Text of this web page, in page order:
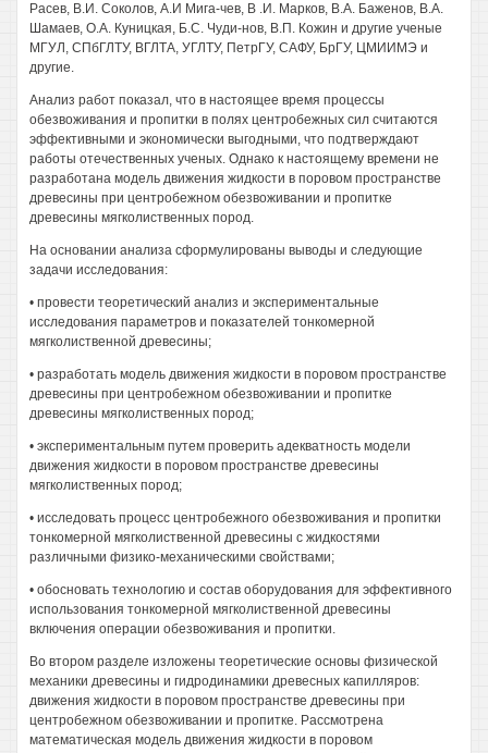
Расев, В.И. Соколов, А.И Мига-чев, В .И. Марков, В.А. Баженов, В.А.
Шамаев, O.A. Куницкая, Б.С. Чуди-нов, В.П. Кожин и другие ученые
МГУЛ, СПбГЛТУ, ВГЛТА, УГЛТУ, ПетрГУ, САФУ, БрГУ, ЦМИИМЭ и
другие.
Анализ работ показал, что в настоящее время процессы
обезвоживания и пропитки в полях центробежных сил считаются
эффективными и экономически выгодными, что подтверждают
работы отечественных ученых. Однако к настоящему времени не
разработана модель движения жидкости в поровом пространстве
древесины при центробежном обезвоживании и пропитке
древесины мягколиственных пород.
На основании анализа сформулированы выводы и следующие
задачи исследования:
• провести теоретический анализ и экспериментальные
исследования параметров и показателей тонкомерной
мягколиственной древесины;
• разработать модель движения жидкости в поровом пространстве
древесины при центробежном обезвоживании и пропитке
древесины мягколиственных пород;
• экспериментальным путем проверить адекватность модели
движения жидкости в поровом пространстве древесины
мягколиственных пород;
• исследовать процесс центробежного обезвоживания и пропитки
тонкомерной мягколиственной древесины с жидкостями
различными физико-механическими свойствами;
• обосновать технологию и состав оборудования для эффективного
использования тонкомерной мягколиственной древесины
включения операции обезвоживания и пропитки.
Во втором разделе изложены теоретические основы физической
механики древесины и гидродинамики древесных капилляров:
движения жидкости в поровом пространстве древесины при
центробежном обезвоживании и пропитке. Рассмотрена
математическая модель движения жидкости в поровом